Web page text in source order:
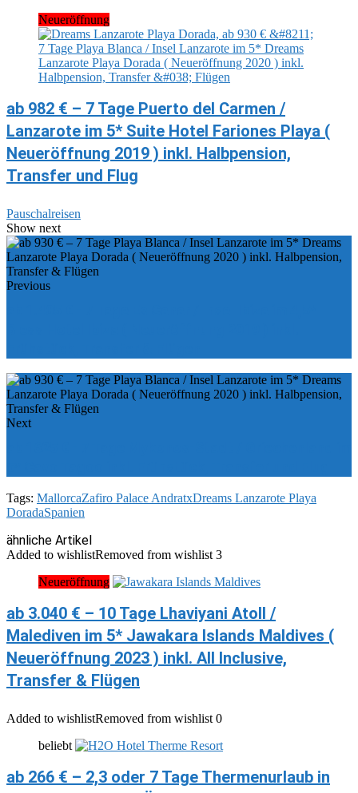
Neueröffnung
ab 982 € – 7 Tage Puerto del Carmen /
Lanzarote im 5* Suite Hotel Fariones Playa (
Neueröffnung 2019 ) inkl. Halbpension,
Transfer und Flug
Pauschalreisen
Show next
Previous
Next
Tags: MallorcaZafiro Palace AndratxDreams Lanzarote Playa
DoradaSpanien
ähnliche Artikel
Added to wishlistRemoved from wishlist 3
Neueröffnung
ab 3.040 € – 10 Tage Lhaviyani Atoll /
Malediven im 5* Jawakara Islands Maldives (
Neueröffnung 2023 ) inkl. All Inclusive,
Transfer & Flügen
Added to wishlistRemoved from wishlist 0
beliebt
ab 266 € – 2,3 oder 7 Tage Thermenurlaub in